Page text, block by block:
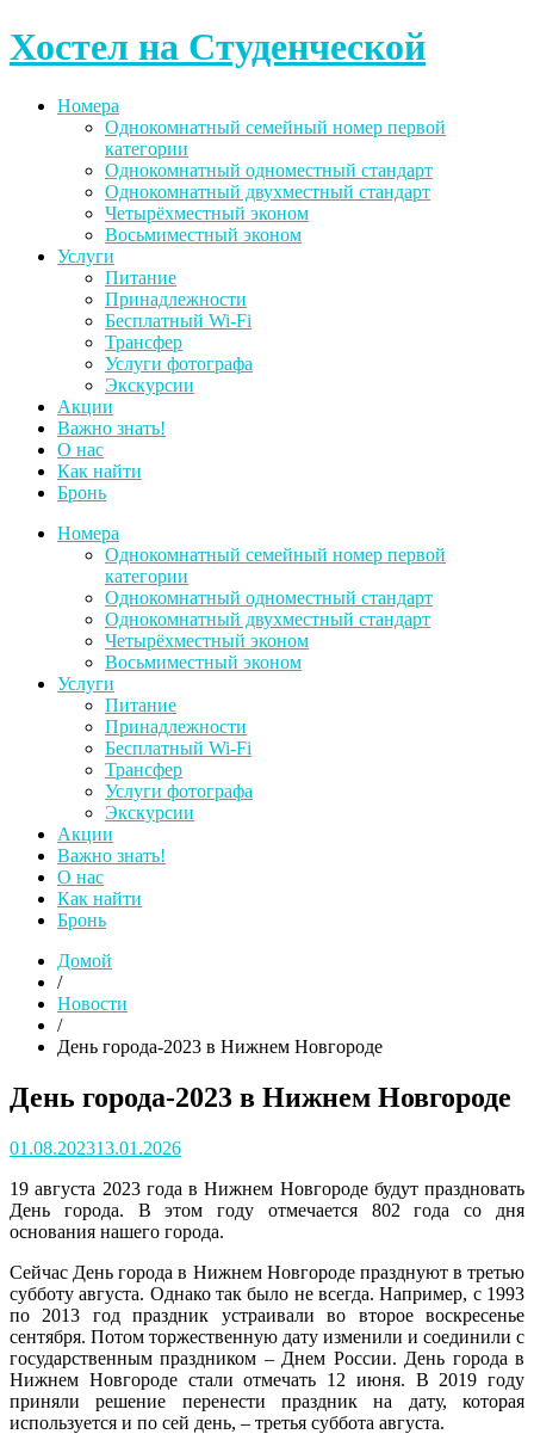
Skip
to
Хостел на Студенческой
Номера
Однокомнатный семейный номер первой
категории
Однокомнатный одноместный стандарт
Однокомнатный двухместный стандарт
Четырёхместный эконом
Восьмиместный эконом
Услуги
Питание
Принадлежности
Бесплатный Wi-Fi
Трансфер
Услуги фотографа
Экскурсии
Акции
Важно знать!
О нас
Как найти
Бронь
Номера
Однокомнатный семейный номер первой
категории
Однокомнатный одноместный стандарт
Однокомнатный двухместный стандарт
Четырёхместный эконом
Восьмиместный эконом
Услуги
Питание
Принадлежности
Бесплатный Wi-Fi
Трансфер
Услуги фотографа
Экскурсии
Акции
Важно знать!
О нас
Как найти
Бронь
Домой
/
Новости
/
День города-2023 в Нижнем Новгороде
День города-2023 в Нижнем Новгороде
Posted
01.08.202313.01.2026
19 августа 2023 года в Нижнем Новгороде будут праздновать
День города. В этом году отмечается 802 года со дня
основания нашего города.
Сейчас День города в Нижнем Новгороде празднуют в третью
субботу августа. Однако так было не всегда. Например, с 1993
по 2013 год праздник устраивали во второе воскресенье
сентября. Потом торжественную дату изменили и соединили с
государственным праздником – Днем России. День города в
Нижнем Новгороде стали отмечать 12 июня. В 2019 году
приняли решение перенести праздник на дату, которая
используется и по сей день, – третья суббота августа.